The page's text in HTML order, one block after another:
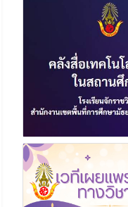
23 พฤษภาคม 2567
อ่านเพิ่มเติม